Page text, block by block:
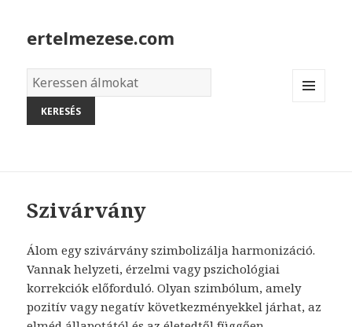
ertelmezese.com
Álmok
szótára
Szivárvány
Álom egy szivárvány szimbolizálja harmonizáció.
Vannak helyzeti, érzelmi vagy pszichológiai
korrekciók előforduló. Olyan szimbólum, amely
pozitív vagy negatív következményekkel járhat, az